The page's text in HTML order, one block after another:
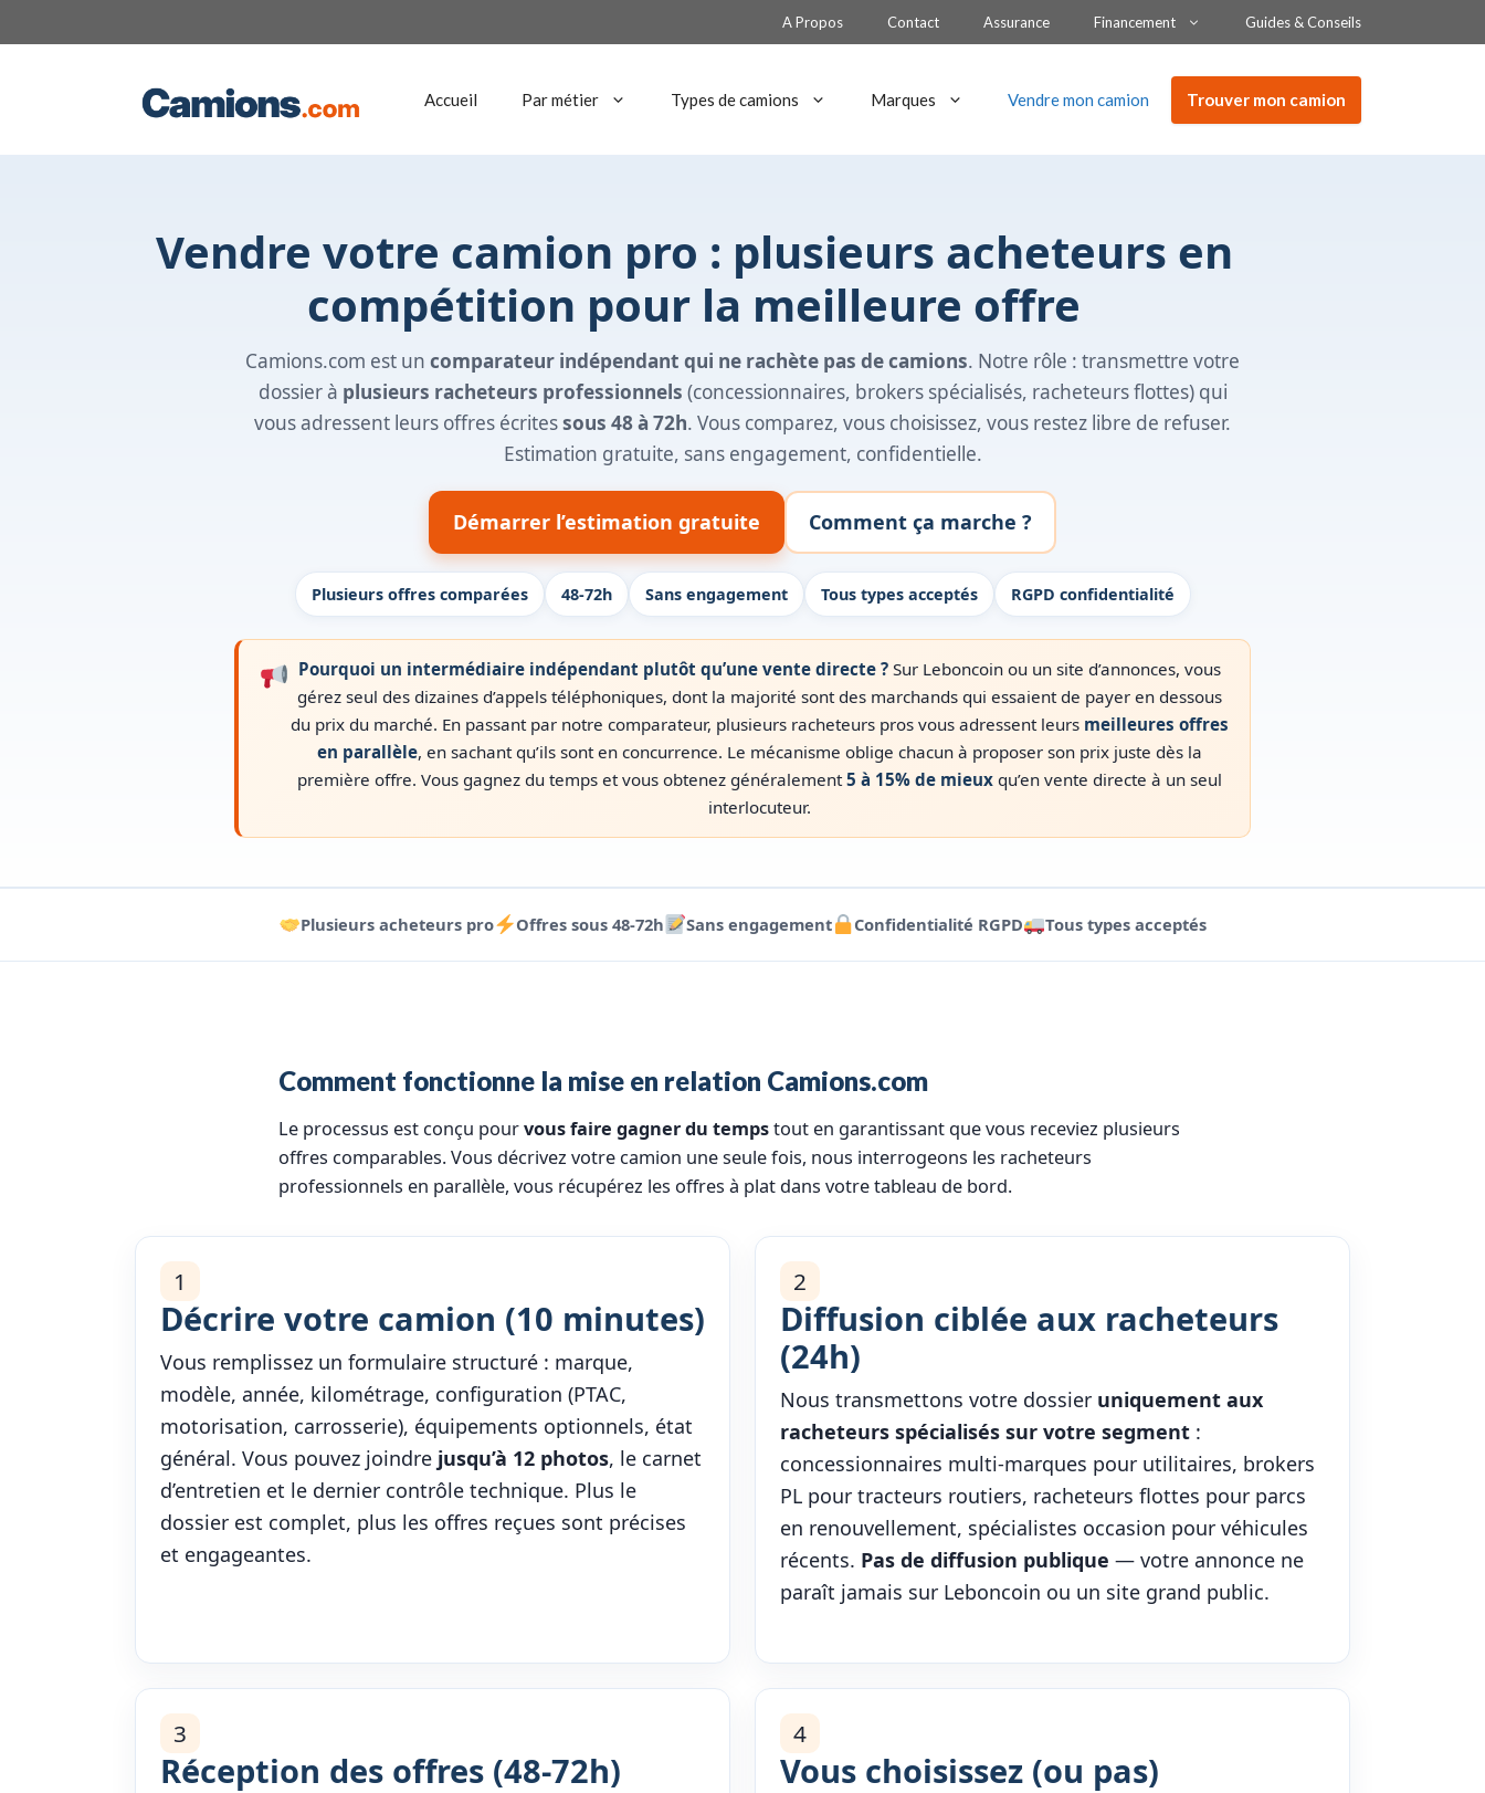
au
A Propos Contact Assurance Financement Guides & Conseils
Accueil Par métier Types de camions Marques Vendre mon camion Trouver mon camion
Vendre votre camion pro : plusieurs acheteurs en
compétition pour la meilleure offre
Camions.com est un comparateur indépendant qui ne rachète pas de camions. Notre rôle : transmettre votre
dossier à plusieurs racheteurs professionnels (concessionnaires, brokers spécialisés, racheteurs flottes) qui
vous adressent leurs offres écritessous 48 à 72h. Vous comparez, vous choisissez, vous restez libre de refuser.
Estimation gratuite, sans engagement, confidentielle.
Démarrer l’estimation gratuite Comment ça marche ?
Plusieurs offres comparées 48-72h Sans engagement Tous types acceptés RGPD confidentialité
Pourquoi un intermédiaire indépendant plutôt qu’une vente directe ?Sur Leboncoin ou un site d’annonces, vous
gérez seul des dizaines d’appels téléphoniques, dont la majorité sont des marchands qui essaient de payer en dessous
du prix du marché. En passant par notre comparateur, plusieurs racheteurs pros vous adressent leurs meilleures offres
en parallèle, en sachant qu’ils sont en concurrence. Le mécanisme oblige chacun à proposer son prix juste dès la
première offre. Vous gagnez du temps et vous obtenez généralement 5 à 15% de mieuxqu’en vente directe à un seul
interlocuteur.
Plusieurs acheteurs pro Offres sous 48-72h Sans engagement Confidentialité RGPD Tous types acceptés
Comment fonctionne la mise en relation Camions.com
Le processus est conçu pourvous faire gagner du tempstout en garantissant que vous receviez plusieurs
offres comparables. Vous décrivez votre camion une seule fois, nous interrogeons les racheteurs
professionnels en parallèle, vous récupérez les offres à plat dans votre tableau de bord.
1
Décrire votre camion (10 minutes)
Vous remplissez un formulaire structuré : marque,
modèle, année, kilométrage, configuration (PTAC,
motorisation, carrosserie), équipements optionnels, état
général. Vous pouvez joindre jusqu’à 12 photos, le carnet
d’entretien et le dernier contrôle technique. Plus le
dossier est complet, plus les offres reçues sont précises
et engageantes.
2
Diffusion ciblée aux racheteurs
(24h)
Nous transmettons votre dossier uniquement aux
racheteurs spécialisés sur votre segment :
concessionnaires multi-marques pour utilitaires, brokers
PL pour tracteurs routiers, racheteurs flottes pour parcs
en renouvellement, spécialistes occasion pour véhicules
récents. Pas de diffusion publique — votre annonce ne
paraît jamais sur Leboncoin ou un site grand public.
3
Réception des offres (48-72h)
4
Vous choisissez (ou pas)